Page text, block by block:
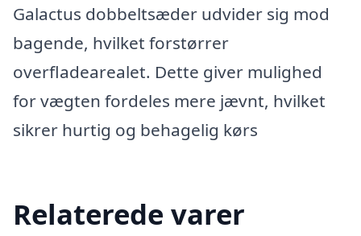
Galactus dobbeltsæder udvider sig mod
bagende, hvilket forstørrer
overfladearealet. Dette giver mulighed
for vægten fordeles mere jævnt, hvilket
sikrer hurtig og behagelig kørs
Relaterede varer